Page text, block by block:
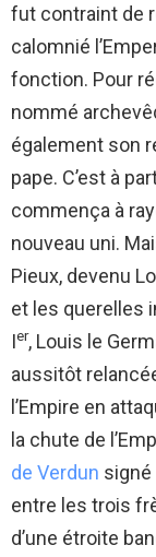
fut contraint de
calomnié
fonction. Pour
nommé
également son
pape. C’est à
commença à
nouveau uni.
Pieux, devenu
et les querelles
Ier, Louis le
aussitôt
l’Empire en
la chute de
de Verdun signé
entre les trois
d’une étroite